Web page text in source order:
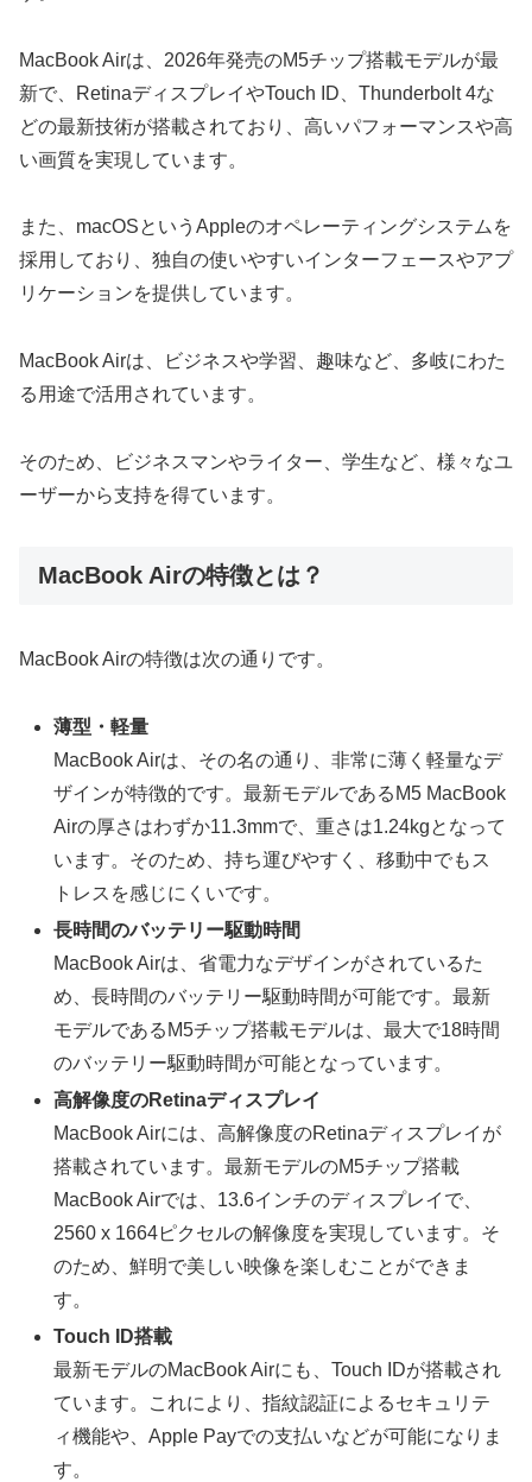
MacBook Airは、2026年発売のM5チップ搭載モデルが最
新で、RetinaディスプレイやTouch ID、Thunderbolt 4な
どの最新技術が搭載されており、高いパフォーマンスや高
い画質を実現しています。
また、macOSというAppleのオペレーティングシステムを
採用しており、独自の使いやすいインターフェースやアプ
リケーションを提供しています。
MacBook Airは、ビジネスや学習、趣味など、多岐にわた
る用途で活用されています。
そのため、ビジネスマンやライター、学生など、様々なユ
ーザーから支持を得ています。
MacBook Airの特徴とは？
MacBook Airの特徴は次の通りです。
薄型・軽量
MacBook Airは、その名の通り、非常に薄く軽量なデ
ザインが特徴的です。最新モデルであるM5 MacBook
Airの厚さはわずか11.3mmで、重さは1.24kgとなって
います。そのため、持ち運びやすく、移動中でもス
トレスを感じにくいです。
長時間のバッテリー駆動時間
MacBook Airは、省電力なデザインがされているた
め、長時間のバッテリー駆動時間が可能です。最新
モデルであるM5チップ搭載モデルは、最大で18時間
のバッテリー駆動時間が可能となっています。
高解像度のRetinaディスプレイ
MacBook Airには、高解像度のRetinaディスプレイが
搭載されています。最新モデルのM5チップ搭載
MacBook Airでは、13.6インチのディスプレイで、
2560 x 1664ピクセルの解像度を実現しています。そ
のため、鮮明で美しい映像を楽しむことができま
す。
Touch ID搭載
最新モデルのMacBook Airにも、Touch IDが搭載され
ています。これにより、指紋認証によるセキュリテ
ィ機能や、Apple Payでの支払いなどが可能になりま
す。